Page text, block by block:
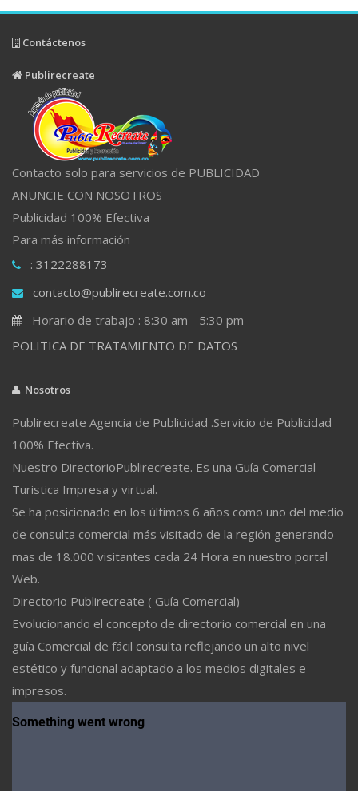
Contáctenos
Publirecreate
Contacto solo para servicios de PUBLICIDAD
ANUNCIE CON NOSOTROS
Publicidad 100% Efectiva
Para más información
: 3122288173
contacto@publirecreate.com.co
Horario de trabajo : 8:30 am - 5:30 pm
POLITICA DE TRATAMIENTO DE DATOS
Nosotros
Publirecreate Agencia de Publicidad .Servicio de Publicidad
100% Efectiva.
Nuestro DirectorioPublirecreate. Es una Guía Comercial -
Turistica Impresa y virtual.
Se ha posicionado en los últimos 6 años como uno del medio
de consulta comercial más visitado de la región generando
mas de 18.000 visitantes cada 24 Hora en nuestro portal
Web.
Directorio Publirecreate ( Guía Comercial)
Evolucionando el concepto de directorio comercial en una
guía Comercial de fácil consulta reflejando un alto nivel
estético y funcional adaptado a los medios digitales e
impresos.